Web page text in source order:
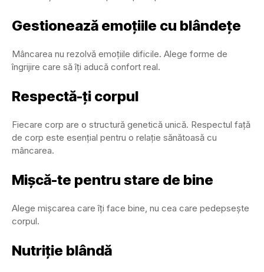
Gestionează emoțiile cu blândețe
Mâncarea nu rezolvă emoțiile dificile. Alege forme de
îngrijire care să îți aducă confort real.
Respectă-ți corpul
Fiecare corp are o structură genetică unică. Respectul față
de corp este esențial pentru o relație sănătoasă cu
mâncarea.
Mișcă-te pentru stare de bine
Alege mișcarea care îți face bine, nu cea care pedepsește
corpul.
Nutriție blândă